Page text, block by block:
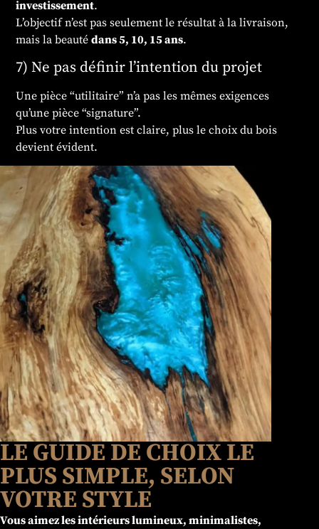
investissement.
L’objectif n’est pas seulement le résultat à la livraison,
mais la beautédans 5, 10, 15 ans.
7) Ne pas définir l’intention du projet
Une pièce “utilitaire” n’a pas les mêmes exigences
qu’une pièce “signature”.
Plus votre intention est claire, plus le choix du bois
devient évident.
LE GUIDE DE CHOIX LE
PLUS SIMPLE, SELON
VOTRE STYLE
Vous aimez les intérieurs lumineux, minimalistes,